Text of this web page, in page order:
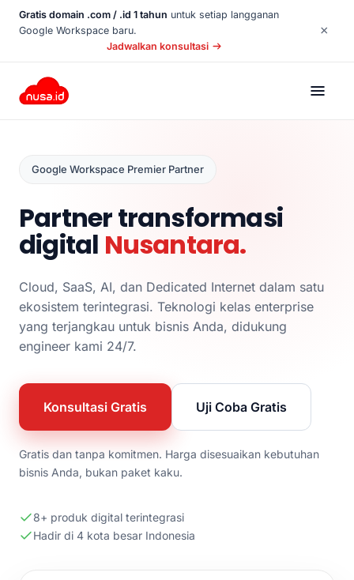
Gratis domain .com / .id 1 tahun untuk setiap langganan
Google Workspace baru.
Jadwalkan konsultasi
×
Google Workspace Premier Partner
Partner transformasi
digital Nusantara.
Cloud, SaaS, AI, dan Dedicated Internet dalam satu
ekosistem terintegrasi. Teknologi kelas enterprise
yang terjangkau untuk bisnis Anda, didukung
engineer kami 24/7.
Konsultasi Gratis Uji Coba Gratis
Gratis dan tanpa komitmen. Harga disesuaikan kebutuhan
bisnis Anda, bukan paket kaku.
8+ produk digital terintegrasi
Hadir di 4 kota besar Indonesia